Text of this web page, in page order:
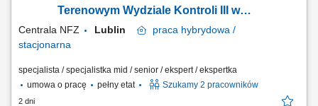
Terenowym Wydziale Kontroli III w
Departamencie Kontroli (lekarz k/m)
Centrala NFZ Lublin praca hybrydowa /
stacjonarna
specjalista / specjalistka mid / senior / ekspert / ekspertka
umowa o pracę
pełny etat Szukamy 2 pracowników
2 dni